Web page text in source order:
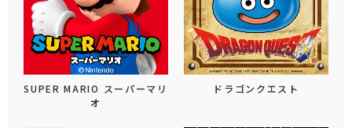
SUPER MARIO スーパーマリ
オ
ドラゴンクエスト